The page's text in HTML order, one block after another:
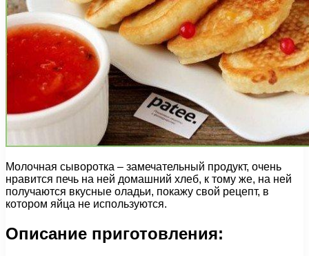
Молочная сыворотка – замечательный продукт, очень
нравится печь на ней домашний хлеб, к тому же, на ней
получаются вкусные оладьи, покажу свой рецепт, в
котором яйца не используются.
Описание приготовления: